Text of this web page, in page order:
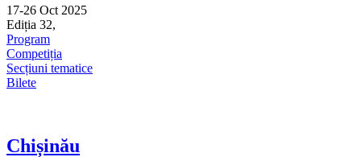
17-26 Oct 2025
Ediția 32,
Program
Competiția
Secțiuni tematice
Bilete
Chișinău